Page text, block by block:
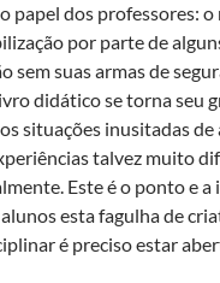
papel dos professores: o
por parte de
sem suas armas de
didático se torna seu
situações inusitadas de
talvez muito
Este é o ponto e a
esta fagulha de
é preciso estar